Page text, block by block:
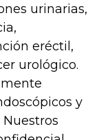
urinarias,
eréctil,
urológico.
y